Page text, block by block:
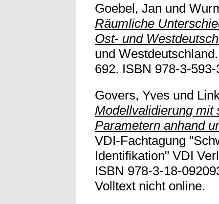
Goebel, Jan und
Räumliche
Ost- und
und
692. ISBN 978-3-
Govers, Yves und
Modellvalidierung mit
Parametern anhand
VDI-Fachtagung
Identifikation" VDI
ISBN 978-3-18-
Volltext nicht online.